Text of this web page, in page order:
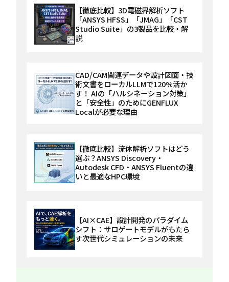
【徹底比較】3D電磁界解析ソフト
「ANSYS HFSS」「JMAG」「CST
Studio Suite」の3製品を比較・解
説
CAD/CAM関連データや設計図面・技
術文書をローカルLLMで120%活か
す！ AIの「ハルシネーション対策」
と「安全性」のためにGENFLUX
Localが必要な理由
【徹底比較】流体解析ソフトはどう
選ぶ？ANSYS Discovery・
Autodesk CFD・ANSYS Fluentの違
いと最適なHPC環境
【AI×CAE】設計開発のパラダイム
シフト：サロゲートモデルがもたら
す次世代シミュレーションの未来